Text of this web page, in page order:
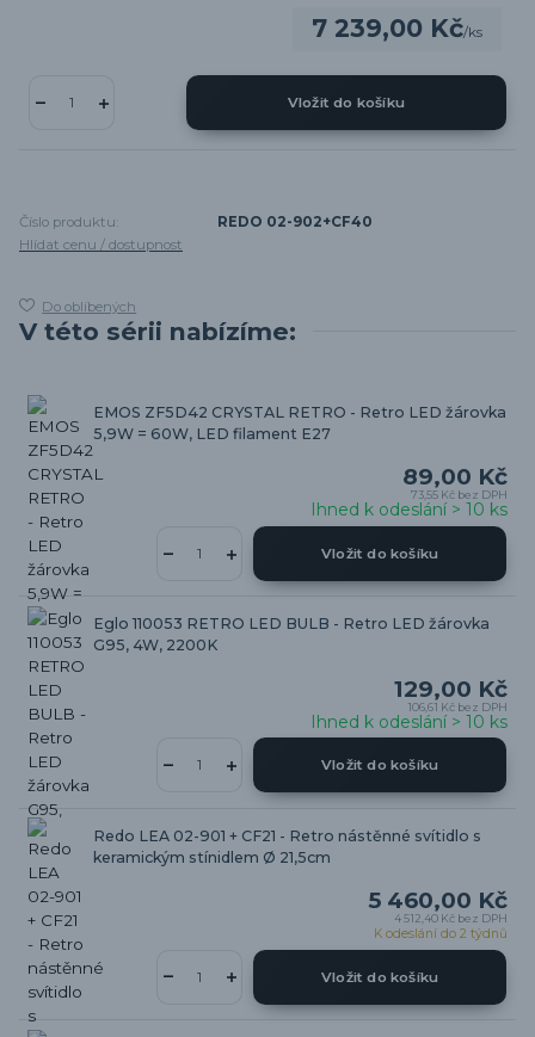
7 239,00 Kč/ks
Vložit do košíku
Číslo produktu:
REDO 02-902+CF40
Hlídat cenu / dostupnost
Do oblíbených
V této sérii nabízíme:
EMOS ZF5D42 CRYSTAL RETRO - Retro LED žárovka
5,9W = 60W, LED filament E27
89,00 Kč
73,55 Kč bez DPH
Ihned k odeslání > 10 ks
Vložit do košíku
Eglo 110053 RETRO LED BULB - Retro LED žárovka
G95, 4W, 2200K
129,00 Kč
106,61 Kč bez DPH
Ihned k odeslání > 10 ks
Vložit do košíku
Redo LEA 02-901 + CF21 - Retro nástěnné svítidlo s
keramickým stínidlem Ø 21,5cm
5 460,00 Kč
4 512,40 Kč bez DPH
K odeslání do 2 týdnů
Vložit do košíku